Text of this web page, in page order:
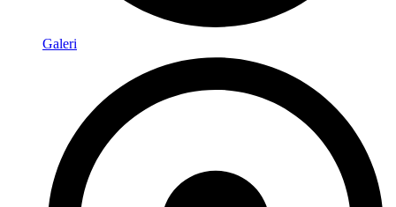
Galeri